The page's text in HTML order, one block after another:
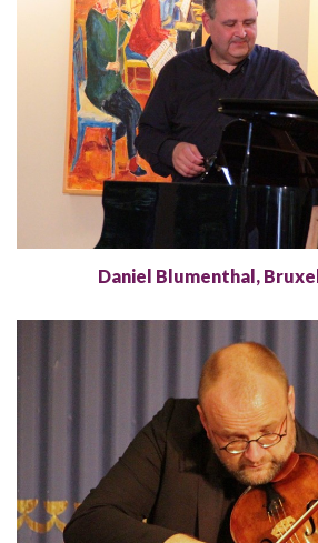
Daniel Blumenthal,